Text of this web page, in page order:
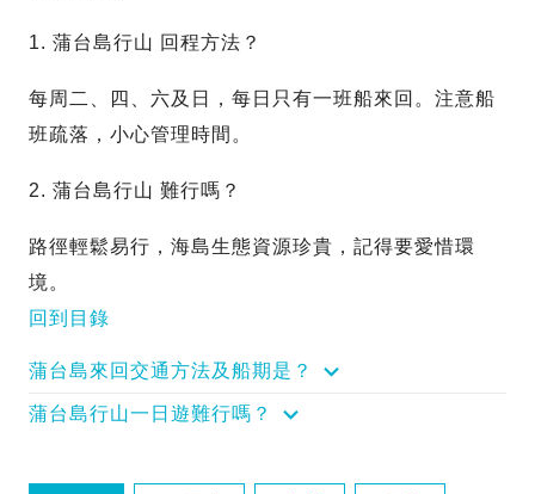
1. 蒲台島行山 回程方法？
每周二、四、六及日，每日只有一班船來回。注意船
班疏落，小心管理時間。
2. 蒲台島行山 難行嗎？
路徑輕鬆易行，海島生態資源珍貴，記得要愛惜環
境。
回到目錄
蒲台島來回交通方法及船期是？
蒲台島行山一日遊難行嗎？